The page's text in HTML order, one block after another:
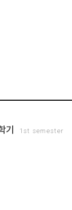
기 1st semester